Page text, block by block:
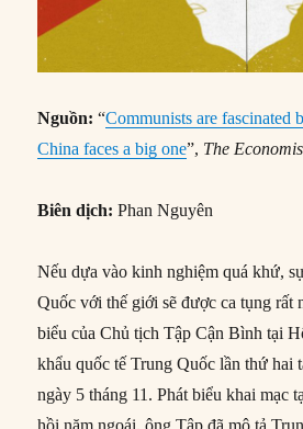
Nguồn:“Communists are fascinated
China faces a big one”, The
Biên dịch:Phan Nguyên
Nếu dựa vào kinh nghiệm quá khứ,
Quốc với thế giới sẽ được ca tụng rất
biểu của Chủ tịch Tập Cận Bình tại
khẩu quốc tế Trung Quốc lần thứ hai
ngày 5 tháng 11. Phát biểu khai mạc
hồi năm ngoái, ông Tập đã mô tả